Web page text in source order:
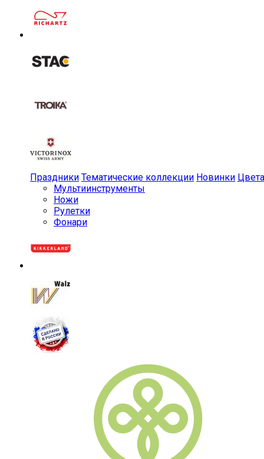
Праздники Тематические коллекции Новинки Цвета
Мульти­инструменты
Ножи
Рулетки
Фонари